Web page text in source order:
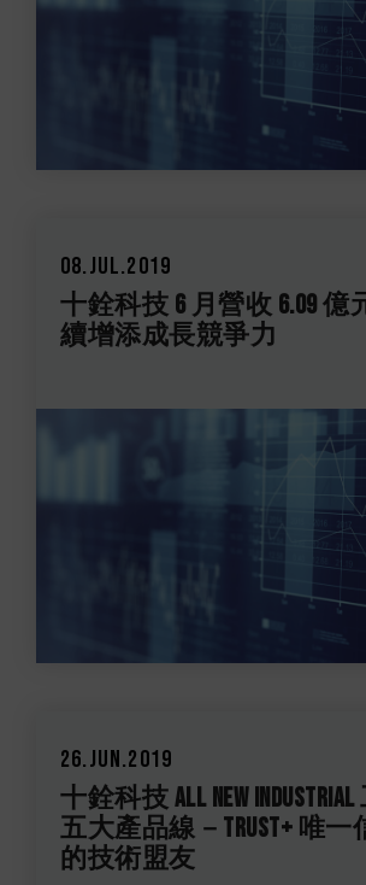
08.Jul.2019
十銓科技 6 月營收 6.09
續增添成長競爭力
26.Jun.2019
十銓科技 All New
五大產品線－TRUST+ 唯
的技術盟友